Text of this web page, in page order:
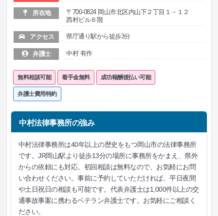
所在地
〒700-0824 岡山市北区内山下２丁目１－１２
西村ビル６階
アクセス 県庁通り駅から徒歩3分
弁護士 中村 有作
無料相談可能 着手金無料 成功報酬後払い可能
弁護士費用特約
中村法律事務所の強み
中村法律事務所は40年以上の歴史をもつ岡山市の法律事務所
です。JR岡山駅より徒歩13分の場所に事務所をかまえ、県外
からの依頼にも対応。初回相談は無料なので、お気軽にお問
い合わせください。事前に予約していただければ、平日夜間
や土日祝日の相談も可能です。代表弁護士は1,000件以上の交
通事故事案に携わるベテラン弁護士です。お気軽にご相談く
ださい。